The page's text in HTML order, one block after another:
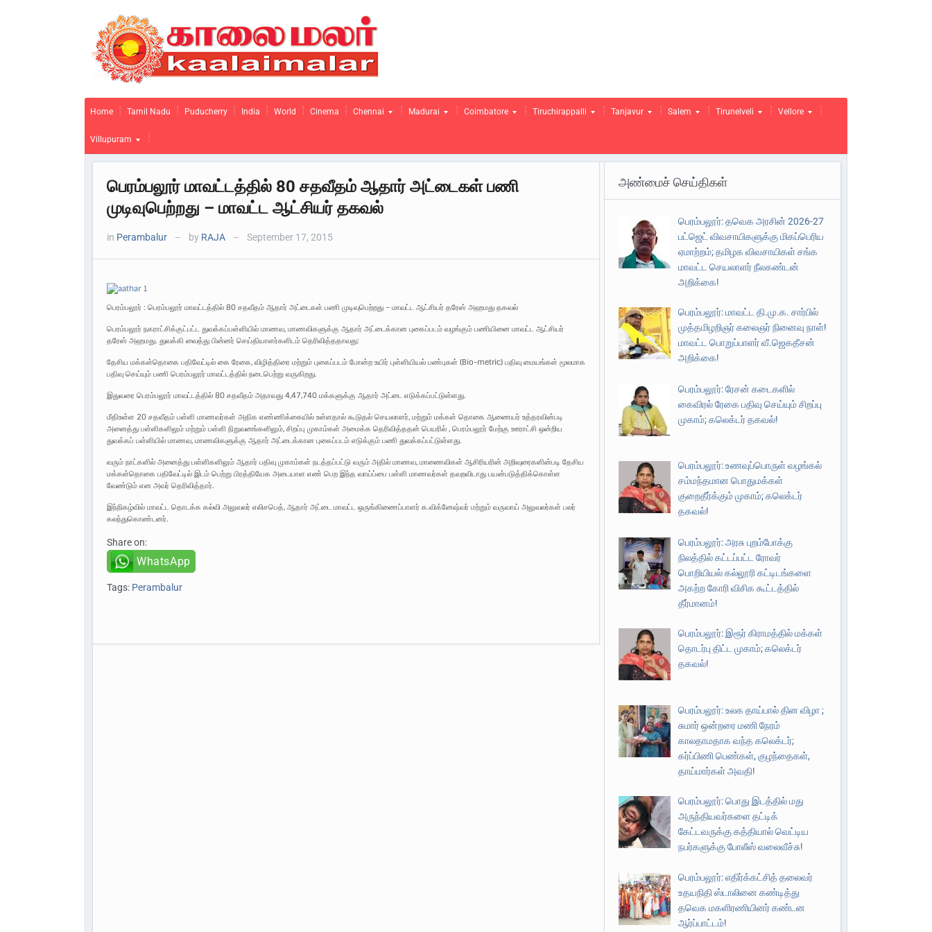
Home Tamil Nadu Puducherry India World Cinema Chennai Madurai Coimbatore Tiruchirappalli Tanjavur Salem Tirunelveli Vellore
Villupuram
பெரம்பலூர் மாவட்டத்தில் 80 சதவீதம் ஆதார் அட்டைகள் பணி
முடிவுபெற்றது – மாவட்ட ஆட்சியர் தகவல்
in Perambalur — by RAJA — September 17, 2015
பெரம்பலூர் : பெரம்பலூர் மாவட்டத்தில் 80 சதவீதம் ஆதார் அட்டைகள் பணி முடிவுபெற்றது – மாவட்ட ஆட்சியர் தரேஸ் அஹமது தகவல்
பெரம்பலூர் நகராட்சிக்குட்பட்ட துவக்கப்பள்ளியில் மாணவ, மாணவிகளுக்கு ஆதார் அட்டைக்கான புகைப்படம் வழங்கும் பணியினை மாவட்ட ஆட்சியர்
தரேஸ் அஹமது. துவக்கி வைத்து பின்னர் செய்தியாளர்களிடம் தெரிவித்ததாவது:
தேசிய மக்கள்தொகை பதிவேட்டில் கை ரேகை, விழித்திரை மற்றும் புகைப்படம் போன்ற உயிர் புள்ளியியல் பண்புகள் (Bio-metric) பதிவு மையங்கள் மூலமாக
பதிவு செய்யும் பணி பெரம்பலூர் மாவட்டத்தில் நடைபெற்று வருகிறது.
இதுவரை பெரம்பலூர் மாவட்டத்தில் 80 சதவீதம் அதாவது 4,47,740 மக்களுக்கு ஆதார் அட்டை எடுக்கப்பட்டுள்ளது.
மீதிஉள்ள 20 சதவீதம் பள்ளி மாணவர்கள் அதிக எண்ணிக்கையில் உள்ளதால் கூடுதல் செயலாளர், மற்றும் மக்கள் தொகை ஆணையர் உத்தரவின்படி
அனைத்து பள்ளிகளிலும் மற்றும் பள்ளி நிறுவனங்களிலும், சிறப்பு முகாம்கள் அமைக்க தெரிவித்ததன் பெயரில் , பெரம்பலூர் மேற்கு ஊராட்சி ஒன்றிய
துவக்கப் பள்ளியில் மாணவ, மாணவிகளுக்கு ஆதார் அட்டைக்கான புகைப்படம் எடுக்கும் பணி துவக்கப்பட்டுள்ளது.
வரும் நாட்களில் அனைத்து பள்ளிகளிலும் ஆதார் பதிவு முகாம்கள் நடத்தப்பட்டு வரும் அதில் மாணவ, மாணைவிகள் ஆசிரியரின் அறிவுரைகளின்படி தேசிய
மக்கள்தொகை பதிவேட்டில் இடம் பெற்று பிரத்தியேக அடையாள எண் பெற இந்த வாய்ப்பை பள்ளி மாணவர்கள் தவறவிடாது பயன்படுத்திக்கொள்ள
வேண்டும் என அவர் தெரிவித்தார்.
இந்நிகழ்வில் மாவட்ட தொடக்க கல்வி அலுவலர் எலிசபெத், ஆதார் அட்டை மாவட்ட ஒருங்கிணைப்பாளர் க.விக்னேஷ்வர் மற்றும் வருவாய் அலுவலர்கள் பலர்
கலந்துகொண்டனர்.
Share on:
WhatsApp
Tags: Perambalur
அண்மைச் செய்திகள்
பெரம்பலூர்: தவெக அரசின் 2026-27
பட்ஜெட் விவசாயிகளுக்கு மிகப்பெரிய
ஏமாற்றம்; தமிழக விவசாயிகள் சங்க
மாவட்ட செயலாளர் நீலகண்டன்
அறிக்கை!
பெரம்பலூர்: மாவட்ட தி.மு.க. சார்பில்
முத்தமிழறிஞர் கலைஞர் நினைவு நாள்!
மாவட்ட பொறுப்பாளர் வீ.ஜெகதீசன்
அறிக்கை!
பெரம்பலூர்: ரேசன் கடைகளில்
கைவிரல் ரேகை பதிவு செய்யும் சிறப்பு
முகாம்; கலெக்டர் தகவல்!
பெரம்பலூர்: உணவுப்பொருள் வழங்கல்
சம்மந்தமான பொதுமக்கள்
குறைதீர்க்கும் முகாம்; கலெக்டர்
தகவல்!
பெரம்பலூர்: அரசு புறம்போக்கு
நிலத்தில் கட்டப்பட்ட ரோவர்
பொறியியல் கல்லூரி கட்டிடங்களை
அகற்ற கோரி விசிக கூட்டத்தில்
தீர்மானம்!
பெரம்பலூர்: இரூர் கிராமத்தில் மக்கள்
தொடர்பு திட்ட முகாம்; கலெக்டர்
தகவல்!
பெரம்பலூர்: உலக தாய்பால் தின விழா ;
சுமார் ஒன்றரை மணி நேரம்
காலதாமதாக வந்த கலெக்டர்;
கர்ப்பிணி பெண்கள், குழந்தைகள்,
தாய்மார்கள் அவதி!
பெரம்பலூர்: பொது இடத்தில் மது
அருந்தியவர்களை தட்டிக்
கேட்டவருக்கு கத்தியால் வெட்டிய
நபர்களுக்கு போலீஸ் வலைவீச்சு!
பெரம்பலூர்: எதிர்க்கட்சித் தலைவர்
உதயநிதி ஸ்டாலினை கண்டித்து
தவெக மகளிரணியினர் கண்டன
ஆர்ப்பாட்டம்!